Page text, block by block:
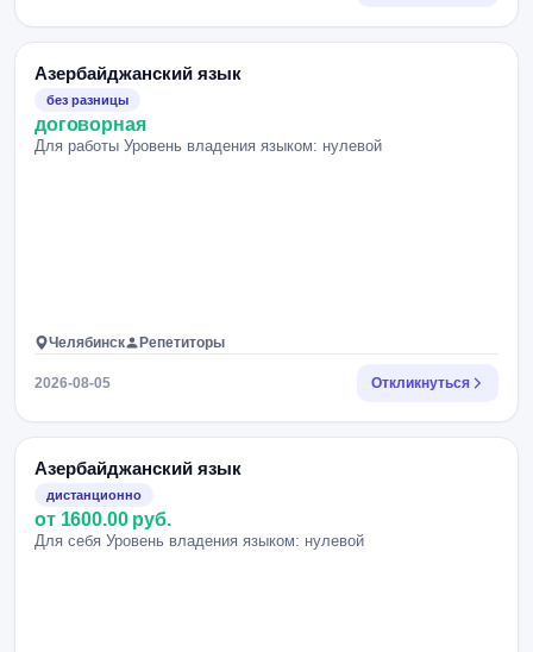
Азербайджанский язык
без разницы
договорная
Для работы Уровень владения языком: нулевой
Челябинск Репетиторы
2026-08-05 Откликнуться
Азербайджанский язык
дистанционно
от 1600.00 руб.
Для себя Уровень владения языком: нулевой